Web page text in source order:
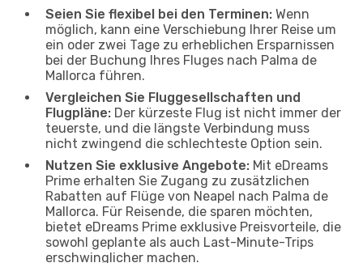
Seien Sie flexibel bei den Terminen: Wenn
möglich, kann eine Verschiebung Ihrer Reise um
ein oder zwei Tage zu erheblichen Ersparnissen
bei der Buchung Ihres Fluges nach Palma de
Mallorca führen.
Vergleichen Sie Fluggesellschaften und
Flugpläne: Der kürzeste Flug ist nicht immer der
teuerste, und die längste Verbindung muss
nicht zwingend die schlechteste Option sein.
Nutzen Sie exklusive Angebote: Mit eDreams
Prime erhalten Sie Zugang zu zusätzlichen
Rabatten auf Flüge von Neapel nach Palma de
Mallorca. Für Reisende, die sparen möchten,
bietet eDreams Prime exklusive Preisvorteile, die
sowohl geplante als auch Last-Minute-Trips
erschwinglicher machen.